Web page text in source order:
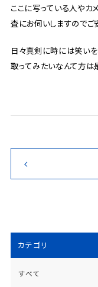
ここに写っている人や
査にお伺いしますのでご
日々真剣に時には笑い
取ってみたいなんて方は
カテゴリ
すべて